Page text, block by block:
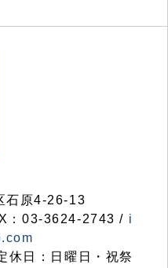
石原4-26-13
：03-3624-2743 / i
日：日曜日・祝祭